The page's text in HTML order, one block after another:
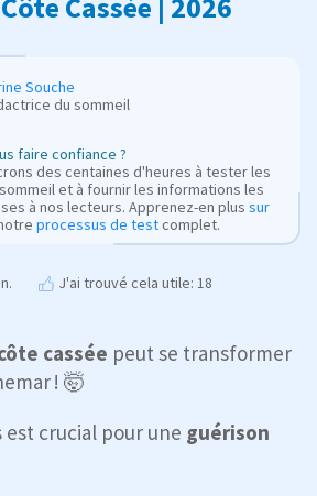
Souche
du sommeil
faire confiance ?
des centaines d'heures à tester les
et à fournir les informations les
à nos lecteurs. Apprenez-en plus sur
processus de testcomplet.
J'ai trouvé cela utile: 18
cassée peut se transformer
! 🤯
crucial pour une guérison